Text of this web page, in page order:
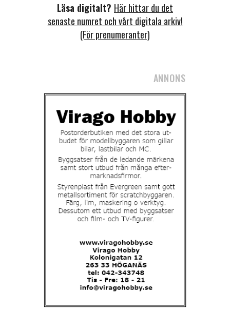
Läsa digitalt? Här hittar du det
senaste numret och vårt digitala arkiv!
(För prenumeranter)
ANNONS